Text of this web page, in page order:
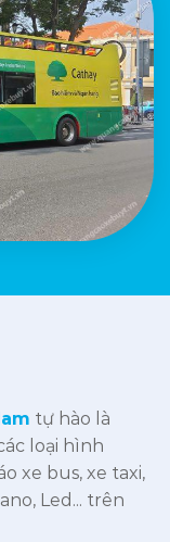
tự hào là
loại hình
xe bus, xe taxi,
Led... trên